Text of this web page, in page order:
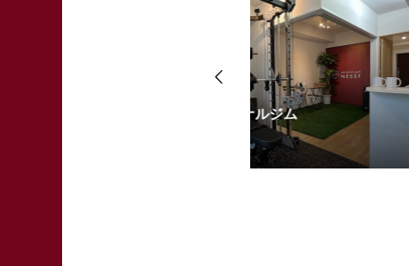
迷っている方へ
2026.06.09